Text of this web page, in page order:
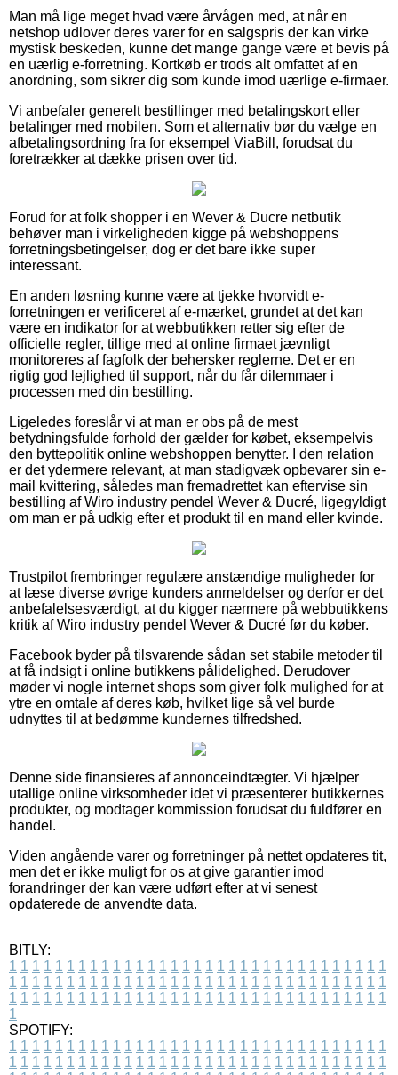
Man må lige meget hvad være årvågen med, at når en
netshop udlover deres varer for en salgspris der kan virke
mystisk beskeden, kunne det mange gange være et bevis på
en uærlig e-forretning. Kortkøb er trods alt omfattet af en
anordning, som sikrer dig som kunde imod uærlige e-firmaer.
Vi anbefaler generelt bestillinger med betalingskort eller
betalinger med mobilen. Som et alternativ bør du vælge en
afbetalingsordning fra for eksempel ViaBill, forudsat du
foretrækker at dække prisen over tid.
Forud for at folk shopper i en Wever & Ducre netbutik
behøver man i virkeligheden kigge på webshoppens
forretningsbetingelser, dog er det bare ikke super
interessant.
En anden løsning kunne være at tjekke hvorvidt e-
forretningen er verificeret af e-mærket, grundet at det kan
være en indikator for at webbutikken retter sig efter de
officielle regler, tillige med at online firmaet jævnligt
monitoreres af fagfolk der behersker reglerne. Det er en
rigtig god lejlighed til support, når du får dilemmaer i
processen med din bestilling.
Ligeledes foreslår vi at man er obs på de mest
betydningsfulde forhold der gælder for købet, eksempelvis
den byttepolitik online webshoppen benytter. I den relation
er det ydermere relevant, at man stadigvæk opbevarer sin e-
mail kvittering, således man fremadrettet kan eftervise sin
bestilling af Wiro industry pendel Wever & Ducré, ligegyldigt
om man er på udkig efter et produkt til en mand eller kvinde.
Trustpilot frembringer regulære anstændige muligheder for
at læse diverse øvrige kunders anmeldelser og derfor er det
anbefalelsesværdigt, at du kigger nærmere på webbutikkens
kritik af Wiro industry pendel Wever & Ducré før du køber.
Facebook byder på tilsvarende sådan set stabile metoder til
at få indsigt i online butikkens pålidelighed. Derudover
møder vi nogle internet shops som giver folk mulighed for at
ytre en omtale af deres køb, hvilket lige så vel burde
udnyttes til at bedømme kundernes tilfredshed.
Denne side finansieres af annonceindtægter. Vi hjælper
utallige online virksomheder idet vi præsenterer butikkernes
produkter, og modtager kommission forudsat du fuldfører en
handel.
Viden angående varer og forretninger på nettet opdateres tit,
men det er ikke muligt for os at give garantier imod
forandringer der kan være udført efter at vi senest
opdaterede de anvendte data.
BITLY:
1 1 1 1 1 1 1 1 1 1 1 1 1 1 1 1 1 1 1 1 1 1 1 1 1 1 1 1 1 1 1 1 1
1 1 1 1 1 1 1 1 1 1 1 1 1 1 1 1 1 1 1 1 1 1 1 1 1 1 1 1 1 1 1 1 1
1 1 1 1 1 1 1 1 1 1 1 1 1 1 1 1 1 1 1 1 1 1 1 1 1 1 1 1 1 1 1 1 1
1
SPOTIFY:
1 1 1 1 1 1 1 1 1 1 1 1 1 1 1 1 1 1 1 1 1 1 1 1 1 1 1 1 1 1 1 1 1
1 1 1 1 1 1 1 1 1 1 1 1 1 1 1 1 1 1 1 1 1 1 1 1 1 1 1 1 1 1 1 1 1